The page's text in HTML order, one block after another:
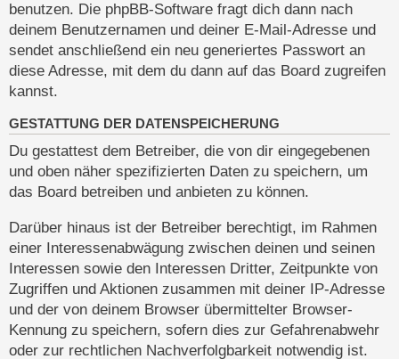
benutzen. Die phpBB-Software fragt dich dann nach
deinem Benutzernamen und deiner E-Mail-Adresse und
sendet anschließend ein neu generiertes Passwort an
diese Adresse, mit dem du dann auf das Board zugreifen
kannst.
GESTATTUNG DER DATENSPEICHERUNG
Du gestattest dem Betreiber, die von dir eingegebenen
und oben näher spezifizierten Daten zu speichern, um
das Board betreiben und anbieten zu können.
Darüber hinaus ist der Betreiber berechtigt, im Rahmen
einer Interessenabwägung zwischen deinen und seinen
Interessen sowie den Interessen Dritter, Zeitpunkte von
Zugriffen und Aktionen zusammen mit deiner IP-Adresse
und der von deinem Browser übermittelter Browser-
Kennung zu speichern, sofern dies zur Gefahrenabwehr
oder zur rechtlichen Nachverfolgbarkeit notwendig ist.